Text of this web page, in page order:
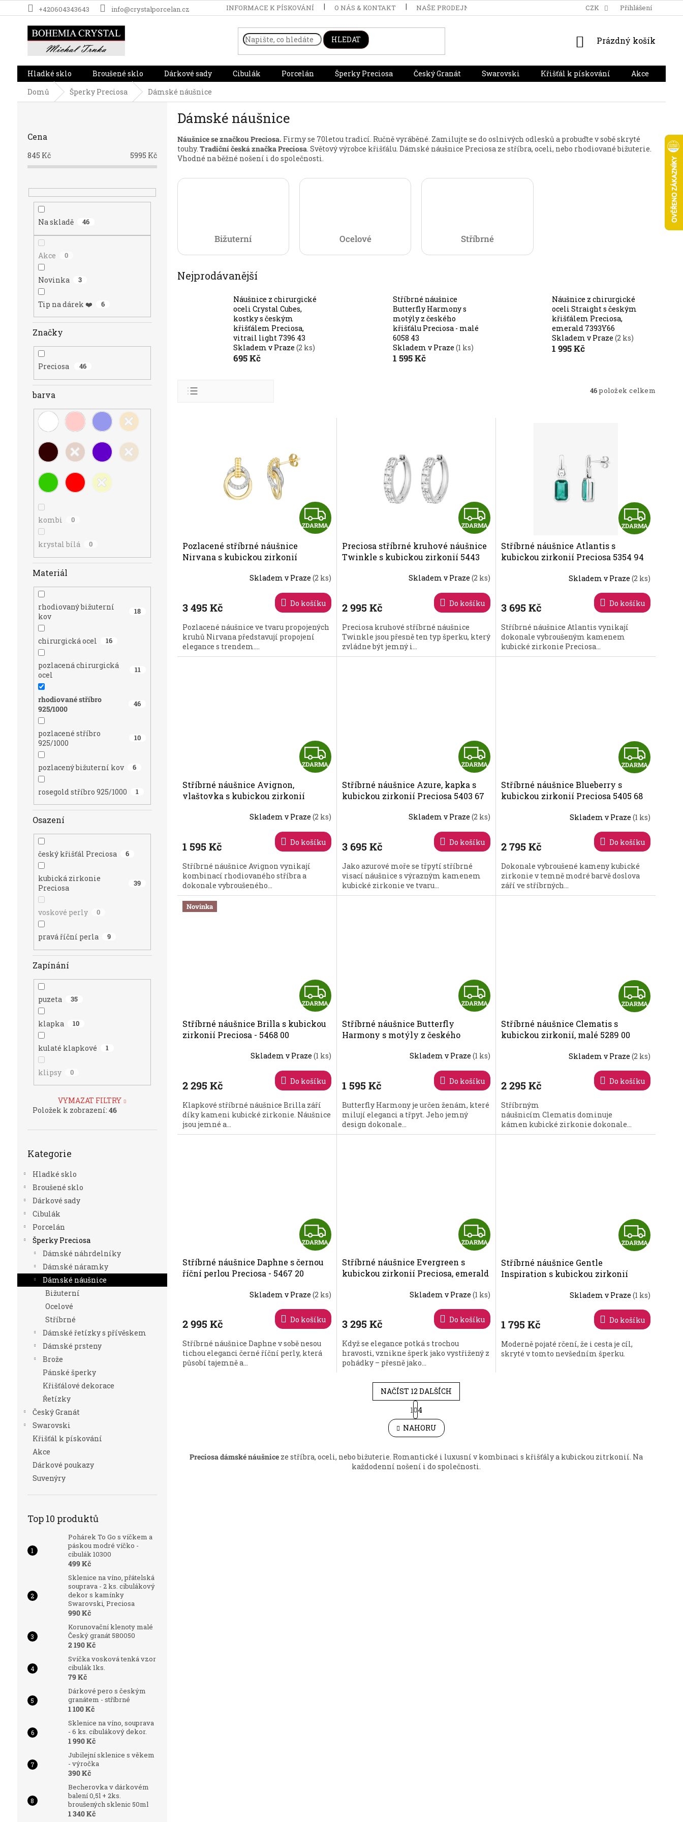
na
+420604343643 info@crystalporcelan.cz INFORMACE K PÍSKOVÁNÍ O NÁS & KONTAKT NAŠE PRODEJNA HODNOCENÍ OBCHODU
CZK Přihlášení
HLEDAT
NÁKUPNÍ
Prázdný košík
Hladké sklo Broušené sklo Dárkové sady Cibulák Porcelán Šperky Preciosa Český Granát Swarovski Křišťál k pískování Akce
Domů
Šperky Preciosa Dámské náušnice
Cena
845 Kč 5995 Kč
Na skladě 46
Akce 0
Novinka 3
Tip na dárek ❤️ 6
Značky
Preciosa 46
barva
kombi 0
krystal bílá 0
Materiál
rhodiovaný bižuterní
kov
18
chirurgická ocel 16
pozlacená chirurgická
ocel
11
rhodiované stříbro
925/1000
46
pozlacené stříbro
925/1000
10
pozlacený bižuterní kov 6
rosegold stříbro 925/1000 1
Osazení
český křišťál Preciosa 6
kubická zirkonie
Preciosa
39
voskové perly 0
pravá říční perla 9
Zapínání
puzeta 35
klapka 10
kulaté klapkové 1
klipsy 0
VYMAZAT FILTRY
Položek k zobrazení: 46
kategorie
Kategorie
Hladké sklo
Broušené sklo
Dárkové sady
Cibulák
Porcelán
Šperky Preciosa
Dámské náhrdelníky
Dámské náramky
Dámské náušnice
Bižuterní
Ocelové
Stříbrné
Dámské řetízky s přívěskem
Dámské prsteny
Brože
Pánské šperky
Křišťálové dekorace
Řetízky
Český Granát
Swarovski
Křišťál k pískování
Akce
Dárkové poukazy
Suvenýry
Top 10 produktů
Pohárek To Go s víčkem a
páskou modré víčko -
cibulák 10300
499 Kč
Sklenice na víno, přátelská
souprava - 2 ks. cibulákový
dekor s kamínky
Swarovski, Preciosa
990 Kč
Korunovační klenoty malé
Český granát 580050
2 190 Kč
Svíčka vosková tenká vzor
cibulák 1ks.
79 Kč
Dárkové pero s českým
granátem - stříbrné
1 100 Kč
Sklenice na víno, souprava
- 6 ks. cibulákový dekor.
1 990 Kč
Jubilejní sklenice s věkem
- výročka
390 Kč
Becherovka v dárkovém
balení 0,5l + 2ks.
broušených sklenic 50ml
1 340 Kč
Dámské náušnice
Náušnice se značkou Preciosa. Firmy se 70letou tradicí. Ručně vyráběné. Zamilujte se do oslnivých odlesků a probuďte v sobě skryté
touhy. Tradiční česká značka Preciosa. Světový výrobce křišťálu. Dámské náušnice Preciosa ze stříbra, oceli, nebo rhodiované bižuterie.
Vhodné na běžné nošení i do společnosti.
Bižuterní Ocelové Stříbrné
Nejprodávanější
Náušnice z chirurgické
oceli Crystal Cubes,
kostky s českým
křišťálem Preciosa,
vitrail light 7396 43
Skladem v Praze (2 ks)
695 Kč
Stříbrné náušnice
Butterfly Harmony s
motýly z českého
křišťálu Preciosa - malé
6058 43
Skladem v Praze (1 ks)
1 595 Kč
Náušnice z chirurgické
oceli Straight s českým
křišťálem Preciosa,
emerald 7393Y66
Skladem v Praze(2 ks)
1 995 Kč
Nejprodávanější
46položek celkem
Z
D
R
M
A
ZDARMA
Pozlacené stříbrné náušnice
Nirvana s kubickou zirkonií
Skladem v Praze (2 ks)
3 495 Kč Do košíku
Pozlacené náušnice ve tvaru propojených
kruhů Nirvana představují propojení
elegance s trendem....
Z
D
R
M
ZDARMA
Preciosa stříbrné kruhové náušnice
Twinkle s kubickou zirkonií 5443
Skladem v Praze(2 ks)
2 995 Kč Do košíku
Preciosa kruhové stříbrné náušnice
Twinkle jsou přesně ten typ šperku, který
zvládne být jemný i...
Z
D
R
M
ZDARMA
Stříbrné náušnice Atlantis s
kubickou zirkonií Preciosa 5354 94
Skladem v Praze(2 ks)
3 695 Kč Do košíku
Stříbrné náušnice Atlantis vynikají
dokonale vybroušeným kamenem
kubické zirkonie Preciosa...
Z
D
R
M
ZDARMA
Stříbrné náušnice Avignon,
vlaštovka s kubickou zirkonií
Skladem v Praze (2 ks)
1 595 Kč Do košíku
Stříbrné náušnice Avignon vynikají
kombinací rhodiovaného stříbra a
dokonale vybroušeného...
Z
D
R
M
ZDARMA
Stříbrné náušnice Azure, kapka s
kubickou zirkonií Preciosa 5403 67
Skladem v Praze(2 ks)
3 695 Kč Do košíku
Jako azurové moře se třpytí stříbrné
visací náušnice s výrazným kamenem
kubické zirkonie ve tvaru...
Z
D
R
M
ZDARMA
Stříbrné náušnice Blueberry s
kubickou zirkonií Preciosa 5405 68
Skladem v Praze(1 ks)
2 795 Kč Do košíku
Dokonale vybroušené kameny kubické
zirkonie v temně modré barvě doslova
září ve stříbrných...
Novinka
Z
D
R
M
ZDARMA
Stříbrné náušnice Brilla s kubickou
zirkonií Preciosa - 5468 00
Skladem v Praze (1 ks)
2 295 Kč Do košíku
Klapkové stříbrné náušnice Brilla září
díky kameni kubické zirkonie. Náušnice
jsou jemné a...
Z
D
R
M
A
ZDARMA
Stříbrné náušnice Butterfly
Harmony s motýly z českého
Skladem v Praze(1 ks)
1 595 Kč Do košíku
Butterfly Harmony je určen ženám, které
milují eleganci a třpyt. Jeho jemný
design dokonale...
Z
D
R
M
ZDARMA
Stříbrné náušnice Clematis s
kubickou zirkonií, malé 5289 00
Skladem v Praze(2 ks)
2 295 Kč Do košíku
Stříbrným
náušnicím Clematis dominuje
kámen kubické zirkonie dokonale...
Z
D
R
M
ZDARMA
Stříbrné náušnice Daphne s černou
říční perlou Preciosa - 5467 20
Skladem v Praze (2 ks)
2 995 Kč Do košíku
Stříbrné náušnice Daphne v sobě nesou
tichou eleganci černé říční perly, která
působí tajemně a...
Z
D
A
R
M
ZDARMA
Stříbrné náušnice Evergreen s
kubickou zirkonií Preciosa, emerald
Skladem v Praze(1 ks)
3 295 Kč Do košíku
Když se elegance potká s trochou
hravosti, vznikne šperk jako vystřižený z
pohádky – přesně jako...
Z
D
R
M
ZDARMA
Stříbrné náušnice Gentle
Inspiration s kubickou zirkonií
Skladem v Praze(1 ks)
1 795 Kč Do košíku
Moderně pojaté rčení, že i cesta je cíl,
skryté v tomto nevšedním šperku.
O
v
l
d
a
c
NAČÍST 12 DALŠÍCH
S
t
r
á
n
o
v
1 4
NAHORU
Preciosa dámské náušnice ze stříbra, oceli, nebo bižuterie. Romantické i luxusní v kombinaci s křišťály a kubickou zitrkonií. Na
každodenní nošení i do společnosti.